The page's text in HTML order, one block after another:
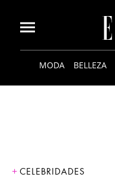
MODA BELLEZA
CELEBRIDADES